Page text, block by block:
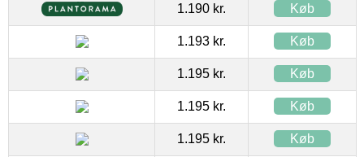
1.190 kr. Køb
1.193 kr. Køb
1.195 kr. Køb
1.195 kr. Køb
1.195 kr. Køb